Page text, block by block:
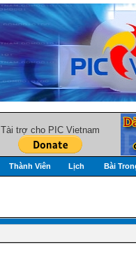
Tài trợ cho PIC Vietnam
Thành Viên Lịch Bài